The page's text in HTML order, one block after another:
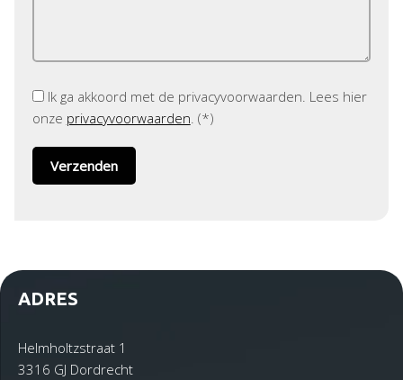
Ik ga akkoord met de privacyvoorwaarden. Lees hier
onze privacyvoorwaarden. (*)
ADRES
Helmholtzstraat 1
3316 GJ Dordrecht